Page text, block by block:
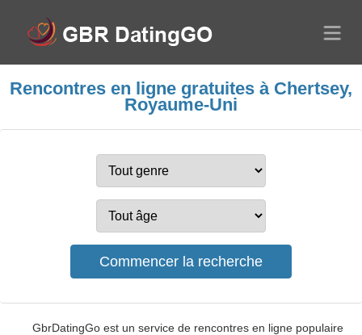
Rencontres en ligne gratuites à Chertsey,
Royaume-Uni
GbrDatingGo est un service de rencontres en ligne populaire